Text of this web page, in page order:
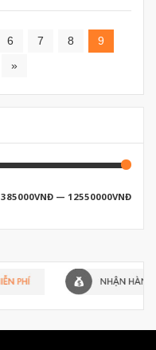
6 7 8
9
»
385000VNĐ — 12550000VNĐ